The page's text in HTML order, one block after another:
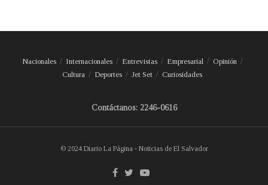
Nacionales Internacionales Entrevistas Empresarial
Opinión
Cultura
Deportes Jet Set Curiosidades
Contáctanos: 2246-0616
© 2024 Diario La Página - Noticias de El Salvador